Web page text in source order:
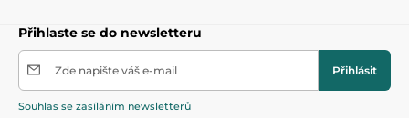
Přihlaste se do newsletteru
Zde napište váš e-mail Přihlásit
Souhlas se zasíláním newsletterů